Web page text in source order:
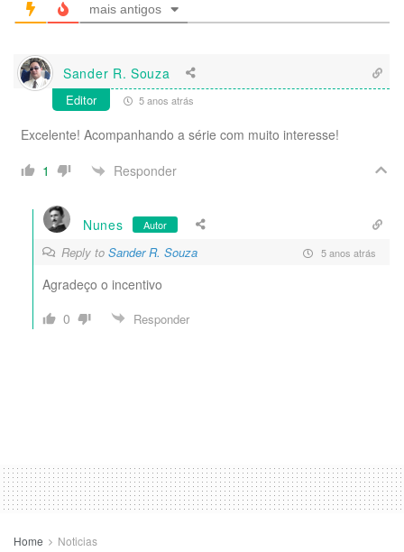
mais antigos
Sander R. Souza
Editor 5 anos atrás
Excelente! Acompanhando a série com muito interesse!
1
Responder
Nunes Autor
Reply to Sander R. Souza 5 anos atrás
Agradeço o incentivo
0
Responder
Home Noticias